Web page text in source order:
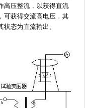
高压整流，以获得直流
可获得交流高电压，其
态为直流输出。